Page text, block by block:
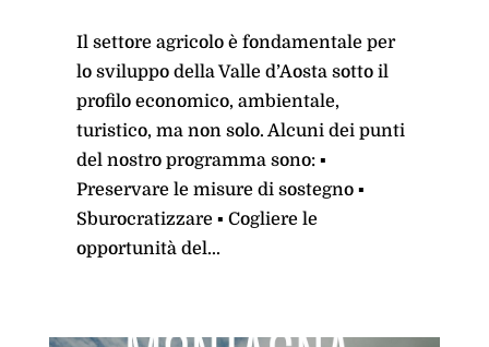
Il settore agricolo è fondamentale per
lo sviluppo della Valle d’Aosta sotto il
profilo economico, ambientale,
turistico, ma non solo. Alcuni dei punti
del nostro programma sono: ▪
Preservare le misure di sostegno ▪
Sburocratizzare ▪ Cogliere le
opportunità del...